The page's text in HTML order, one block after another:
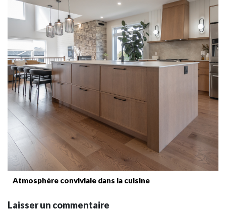
Atmosphère conviviale dans la cuisine
Laisser un commentaire